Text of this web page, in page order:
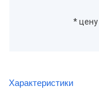
*
Характеристики